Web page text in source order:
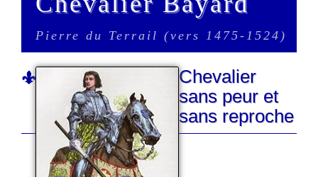
Pierre du Terrail (vers 1475-1524)
Chevalier
sans peur et
sans reproche